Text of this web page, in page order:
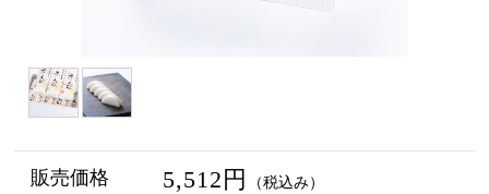
販売価格 5,512円 （税込み）